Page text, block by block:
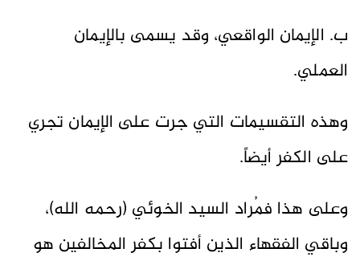
ب. الإيمان الواقعي، وقد يسمى بالإيمان
العملي.
وهذه التقسيمات التي جرت على الإيمان تجري
على الكفر أيضاً.
وعلى هذا فمُراد السيد الخوئي (رحمه الله)،
وباقي الفقهاء الذين أفتوا بكفر المخالفين هو